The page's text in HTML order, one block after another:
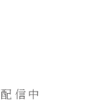
信中